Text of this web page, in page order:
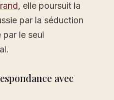
, elle poursuit la
par la séduction
le seul
avec